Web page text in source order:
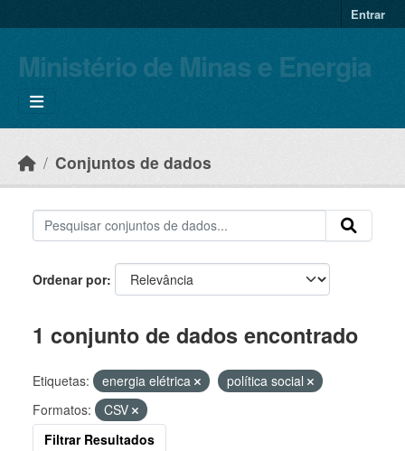
Entrar
Ministério de Minas e Energia
Conjuntos de dados
Ordenar por
1 conjunto de dados encontrado
Etiquetas: energia elétrica
política social
Formatos:
CSV
Filtrar Resultados